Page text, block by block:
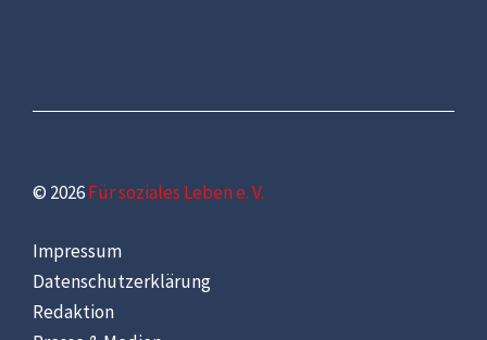
© 2026Für soziales Leben e. V.
Impressum
Datenschutzerklärung
Redaktion